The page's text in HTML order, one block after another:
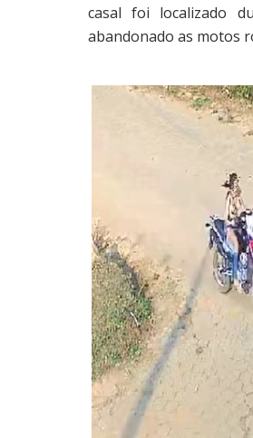
casal foi localizado
abandonado as motos